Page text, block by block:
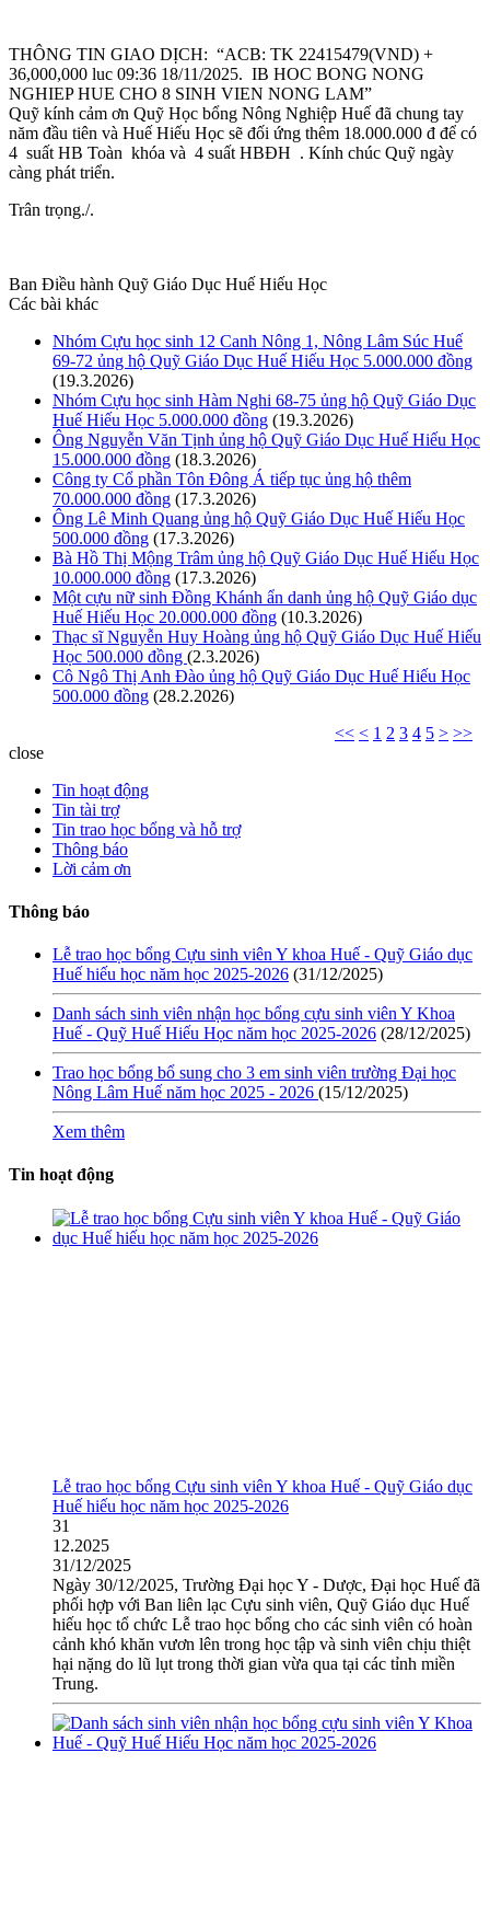
THÔNG TIN GIAO DỊCH: “ACB: TK 22415479(VND) +
36,000,000 luc 09:36 18/11/2025. IB HOC BONG NONG
NGHIEP HUE CHO 8 SINH VIEN NONG LAM”
Quỹ kính cảm ơn Quỹ Học bổng Nông Nghiệp Huế đã chung tay
năm đầu tiên và Huế Hiếu Học sẽ đối ứng thêm 18.000.000 đ để có
4 suất HB Toàn khóa và 4 suất HBĐH . Kính chúc Quỹ ngày
càng phát triển.
Trân trọng./.
Ban Điều hành Quỹ Giáo Dục Huế Hiếu Học
Các bài khác
Nhóm Cựu học sinh 12 Canh Nông 1, Nông Lâm Súc Huế
69-72 ủng hộ Quỹ Giáo Dục Huế Hiếu Học 5.000.000 đồng
(19.3.2026)
Nhóm Cựu học sinh Hàm Nghi 68-75 ủng hộ Quỹ Giáo Dục
Huế Hiếu Học 5.000.000 đồng (19.3.2026)
Ông Nguyễn Văn Tịnh ủng hộ Quỹ Giáo Dục Huế Hiếu Học
15.000.000 đồng (18.3.2026)
Công ty Cổ phần Tôn Đông Á tiếp tục ủng hộ thêm
70.000.000 đồng (17.3.2026)
Ông Lê Minh Quang ủng hộ Quỹ Giáo Dục Huế Hiếu Học
500.000 đồng (17.3.2026)
Bà Hồ Thị Mộng Trâm ủng hộ Quỹ Giáo Dục Huế Hiếu Học
10.000.000 đồng (17.3.2026)
Một cựu nữ sinh Đồng Khánh ẩn danh ủng hộ Quỹ Giáo dục
Huế Hiếu Học 20.000.000 đồng (10.3.2026)
Thạc sĩ Nguyễn Huy Hoàng ủng hộ Quỹ Giáo Dục Huế Hiếu
Học 500.000 đồng (2.3.2026)
Cô Ngô Thị Anh Đào ủng hộ Quỹ Giáo Dục Huế Hiếu Học
500.000 đồng (28.2.2026)
<< < 1 2 3 4 5 > >>
close
Tin hoạt động
Tin tài trợ
Tin trao học bổng và hỗ trợ
Thông báo
Lời cảm ơn
Thông báo
Lễ trao học bổng Cựu sinh viên Y khoa Huế - Quỹ Giáo dục
Huế hiếu học năm học 2025-2026 (31/12/2025)
Danh sách sinh viên nhận học bổng cựu sinh viên Y Khoa
Huế - Quỹ Huế Hiếu Học năm học 2025-2026 (28/12/2025)
Trao học bổng bổ sung cho 3 em sinh viên trường Đại học
Nông Lâm Huế năm học 2025 - 2026 (15/12/2025)
Xem thêm
Tin hoạt động
Lễ trao học bổng Cựu sinh viên Y khoa Huế - Quỹ Giáo dục
Huế hiếu học năm học 2025-2026
31
12.2025
31/12/2025
Ngày 30/12/2025, Trường Đại học Y - Dược, Đại học Huế đã
phối hợp với Ban liên lạc Cựu sinh viên, Quỹ Giáo dục Huế
hiếu học tổ chức Lễ trao học bổng cho các sinh viên có hoàn
cảnh khó khăn vươn lên trong học tập và sinh viên chịu thiệt
hại nặng do lũ lụt trong thời gian vừa qua tại các tỉnh miền
Trung.